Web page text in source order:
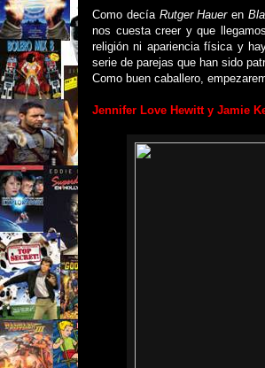
Como decía Rutger Haueren
nos cuesta creer y que
religión ni apariencia física y
serie de parejas que han sido
Como buen caballero,
Jennifer Love Hewitt y Jamie